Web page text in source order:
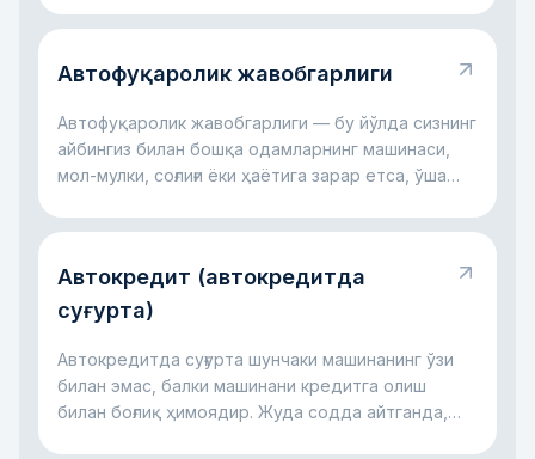
синса, автотураргоҳда шикаст етса, дарахт
харажатларнинг бир қисмини суғурта компанияси
КАСКО сизни катта автомобил харажатлари
билан ёлғиз қолдирмасликка ёрдам беради.
Автофуқаролик жавобгарлиги
Автофуқаролик жавобгарлиги — бу йўлда сизнинг
айбингиз билан бошқа одамларнинг машинаси,
мол-мулки, соғлиғи ёки ҳаётига зарар етса, ўша
содда айтганда, бу рулда қилинган хато
қоидадир. Асосий фикр оддий: бу жавобгарлик
жабрланувчи компенсациясиз қолмаслиги,
кўтармаслиги учун керак.
Автокредит (автокредитда
суғурта)
Автокредитда суғурта шунчаки машинанинг ўзи
билан эмас, балки машинани кредитга олиш
билан боғлиқ ҳимоядир. Жуда содда айтганда,